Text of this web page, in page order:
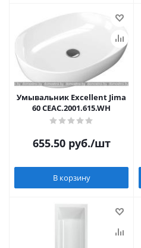
Умывальник Excellent Jima
60 CEAC.2001.615.WH
655.50руб./шт
В корзину